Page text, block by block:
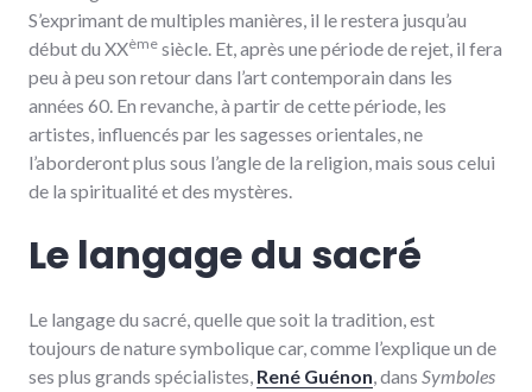
S’exprimant de multiples manières, il le restera jusqu’au
début du XXème siècle. Et, après une période de rejet, il fera
peu à peu son retour dans l’art contemporain dans les
années 60. En revanche, à partir de cette période, les
artistes, influencés par les sagesses orientales, ne
l’aborderont plus sous l’angle de la religion, mais sous celui
de la spiritualité et des mystères.
Le langage du sacré
Le langage du sacré, quelle que soit la tradition, est
toujours de nature symbolique car, comme l’explique un de
ses plus grands spécialistes, René Guénon, dans Symboles